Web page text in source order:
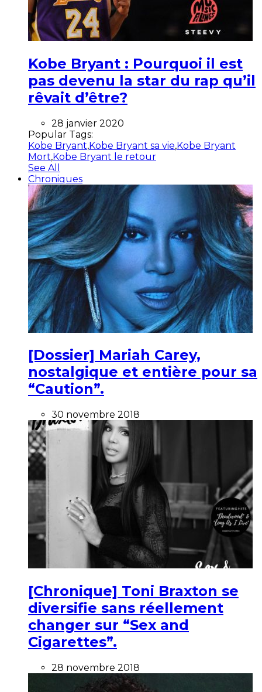
Kobe Bryant : Pourquoi il est
pas devenu la star du rap qu’il
rêvait d’être?
28 janvier 2020
Popular Tags:
Kobe Bryant,Kobe Bryant sa vie,Kobe Bryant
Mort,Kobe Bryant le retour
See All
Chroniques
[Dossier] Mariah Carey,
nostalgique et entière pour sa
“Caution”.
30 novembre 2018
[Chronique] Toni Braxton se
diversifie sans réellement
changer sur “Sex and
Cigarettes”.
28 novembre 2018